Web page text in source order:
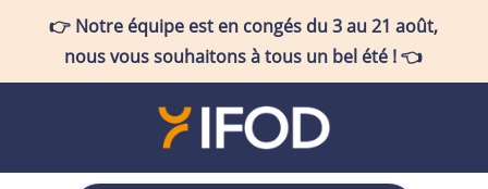
👉 Notre équipe est en congés du 3 au 21 août,
nous vous souhaitons à tous un bel été !👈